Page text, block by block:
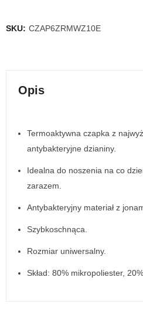
SKU: CZAP6ZRMWZ10E
Opis
Termoaktywna czapka z
antybakteryjne dzianiny.
Idealna do noszenia na co
zarazem.
Antybakteryjny materiał z
Szybkoschnąca.
Rozmiar uniwersalny.
Skład: 80% mikropoliester,